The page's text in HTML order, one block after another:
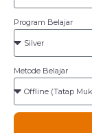
Program Belajar
Metode Belajar